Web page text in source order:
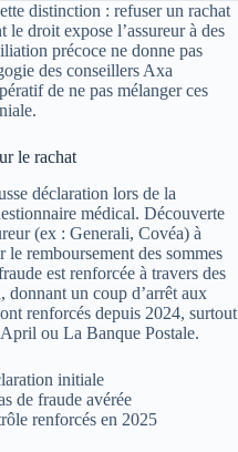
distinction : refuser un rachat
le droit expose l’assureur à des
précoce ne donne pas
des conseillers Axa
de ne pas mélanger ces
le rachat
déclaration lors de la
médical. Découverte
(ex : Generali, Covéa) à
remboursement des sommes
est renforcée à travers des
un coup d’arrêt aux
renforcés depuis 2024, surtout
ou La Banque Postale.
initiale
de fraude avérée
renforcés en 2025